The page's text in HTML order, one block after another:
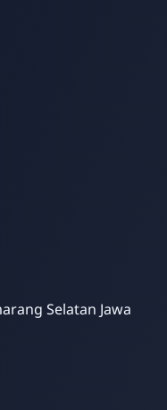
AmalSelatan Jawa